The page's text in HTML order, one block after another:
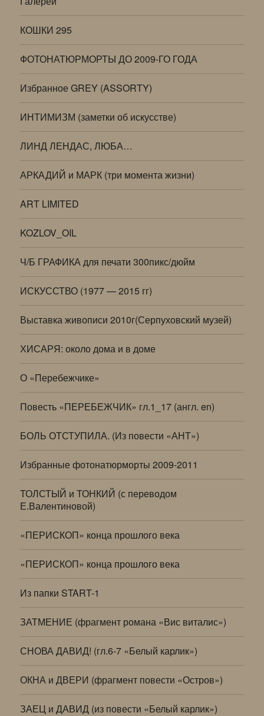
КОШКИ 295
ФОТОНАТЮРМОРТЫ ДО 2009-ГО ГОДА
Избранное GREY (ASSORTY)
ИНТИМИЗМ (заметки об искусстве)
ЛИНД ЛЕНДАС, ЛЮБА…
АРКАДИЙ и МАРК (три момента жизни)
ART LIMITED
KOZLOV_OIL
Ч/Б ГРАФИКА для печати 300пикс/дюйм
ИСКУССТВО (1977 — 2015 гг)
Выставка живописи 2010г(Серпуховский музей)
ХИСАРЯ: около дома и в доме
О «Перебежчике»
Повесть «ПЕРЕБЕЖЧИК» гл.1_17 (англ. en)
БОЛЬ ОТСТУПИЛА. (Из повести «АНТ»)
Избранные фотонатюрморты 2009-2011
ТОЛСТЫЙ и ТОНКИЙ (с переводом
Е.Валентиновой)
«ПЕРИСКОП» конца прошлого века
«ПЕРИСКОП» конца прошлого века
Из папки START-1
ЗАТМЕНИЕ (фрагмент романа «Вис виталис»)
СНОВА ДАВИД! (гл.6-7 «Белый карлик»)
ОКНА и ДВЕРИ (фрагмент повести «Остров»)
ЗАЕЦ и ДАВИД (из повести «Белый карлик»)